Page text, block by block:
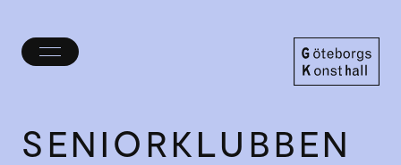
Öppna/stäng
SENIOR­KLUBBEN